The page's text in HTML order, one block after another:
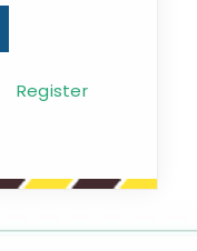
Register